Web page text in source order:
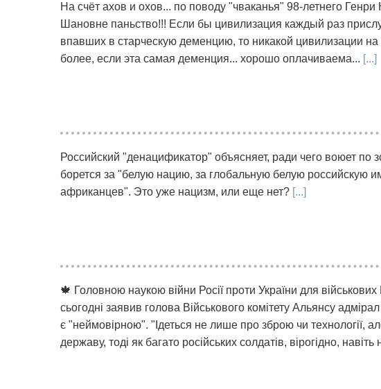
На счёт ахов и охов... по поводу "чваканья" 98-летнего
Шановне паньство!!! Если бы цивилизация каждый раз
впавших в старческую деменцию, то никакой цивилизации
более, если эта самая деменция... хорошо оплачиваема... [...]
Российский "денацификатор" объясняет, ради чего воюет по
борется за "белую нацию, за глобальную белую российскую
африканцев". Это уже нацизм, или еще нет? [...]
🍁 Головною наукою війни Росії проти України для
сьогодні заявив голова Військового комітету Альянсу
є "неймовірною". "Ідеться не лише про зброю чи технології,
державу, тоді як багато російських солдатів, вірогідно,